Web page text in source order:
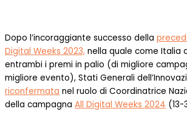
Dopo l’incoraggiante successo della
Digital Weeks 2023, nella quale come Italia
entrambi i premi in palio (di migliore
migliore evento), Stati Generali
riconfermata nel ruolo di Coordinatrice
della campagna All Digital Weeks 2024 (13-